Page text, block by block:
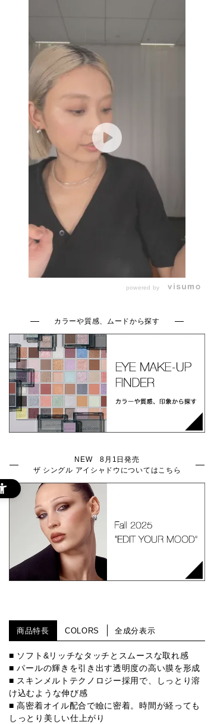
003N 004N 006N
001C 002C
powered by
カラーや質感、ムードから探す
NEW 8月1日発売
ザ シングル アイシャドウについてはこちら
商品特長 COLORS 全成分表示
■ ソフト&リッチなタッチとスムースな取れ感
■ パールの輝きを引き出す透明度の高い膜を形成
■ スキンメルトテクノロジー採用で、しっとり溶
け込むような伸び感
■ 高密着オイル配合で瞼に密着。時間が経っても
しっとり美しい仕上がり